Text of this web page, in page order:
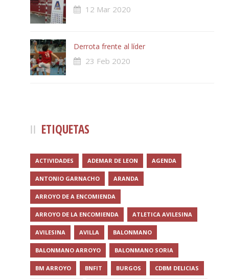
12 Mar 2020
Derrota frente al líder
23 Feb 2020
ETIQUETAS
ACTIVIDADES ADEMAR DE LEON AGENDA
ANTONIO GARNACHO ARANDA
ARROYO DE A ENCOMIENDA
ARROYO DE LA ENCOMIENDA ATLETICA AVILESINA
AVILESINA AVILLA BALONMANO
BALONMANO ARROYO BALONMANO SORIA
BM ARROYO BNFIT BURGOS CDBM DELICIAS